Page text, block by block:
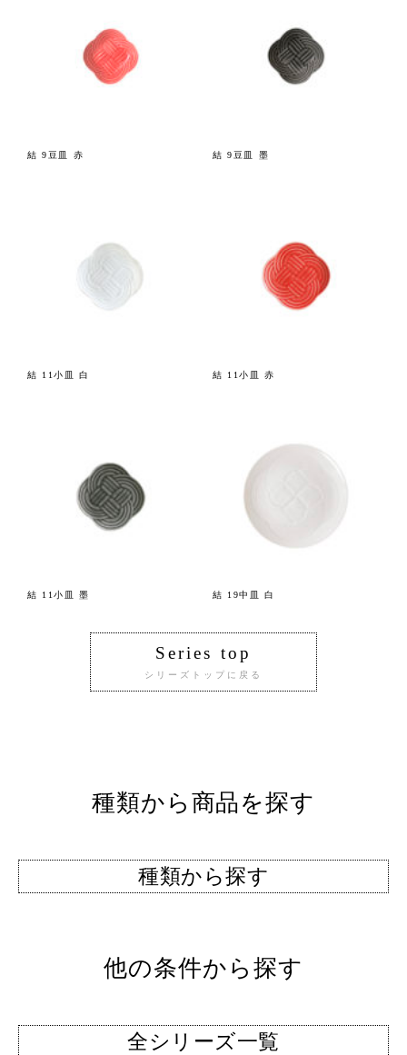
結 9豆皿 赤 結 9豆皿 墨
結 11小皿 白 結 11小皿 赤
結 11小皿 墨 結 19中皿 白
Series top
シリーズトップに戻る
種類から商品を探す
種類から探す
他の条件から探す
全シリーズ一覧